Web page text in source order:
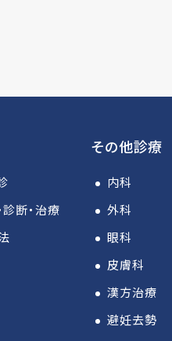
断・治療
その他診療
内科
外科
眼科
皮膚科
漢方治療
避妊去勢